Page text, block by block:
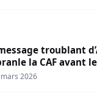
troublant
la CAF avant
2026